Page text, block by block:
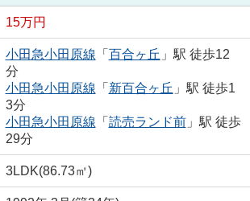
15万円
小田急小田原線 「 百合ヶ丘 」駅 徒歩12
分
小田急小田原線 「 新百合ヶ丘 」駅 徒歩1
3分
小田急小田原線 「 読売ランド前」駅 徒歩
29分
3LDK(86.73㎡)